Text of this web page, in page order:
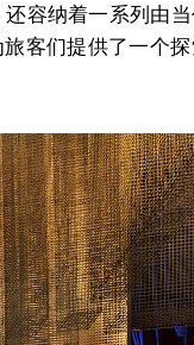
容纳着一系列由
客们提供了一个